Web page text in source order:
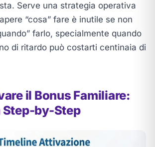
Serve una strategia operativa
“cosa” fare è inutile se non
farlo, specialmente quando
di ritardo può costarti centinaia di
il Bonus Familiare:
Step-by-Step